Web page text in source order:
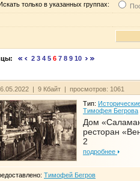
Искать только в указанных группах:
2 3 4 5 6 7 8 9 10
| 9 Кбайт | просмотров: 1061
Тип:
Тимофея Бегрова
Дом
ресторан
2
подробнее
Тимофей Бегров